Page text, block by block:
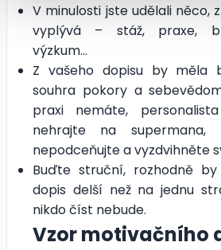
V minulosti jste udělali něco,
vyplývá – stáž, praxe,
výzkum…
Z vašeho dopisu by měla
souhra pokory a
praxi nemáte,
nehrajte na
nepodceňujte a vyzdvihněte
Buďte struční, rozhodně
dopis delší než na jednu
nikdo číst nebude.
Vzor motivačního